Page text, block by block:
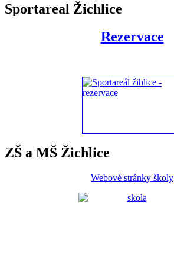
Sportareal Žichlice
Rezervace
ZŠ a MŠ Žichlice
Webové stránky školy